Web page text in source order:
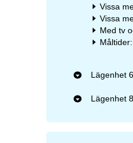
Vissa
Vissa
Med tv
Lägenhet
Lägenhet